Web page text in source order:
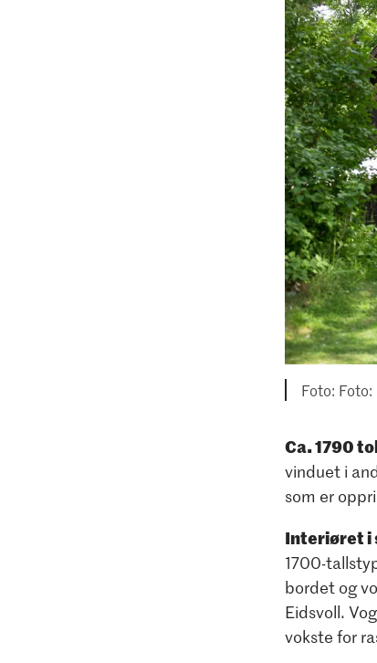
Foto:
Ca. 1790
vinduet i
som er
Interiøret i
1700-
bordet og
Eidsvoll.
vokste for